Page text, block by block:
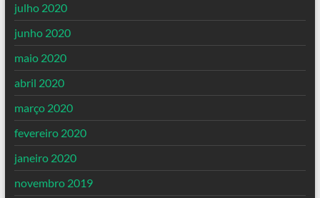
julho 2020
junho 2020
maio 2020
abril 2020
março 2020
fevereiro 2020
janeiro 2020
novembro 2019